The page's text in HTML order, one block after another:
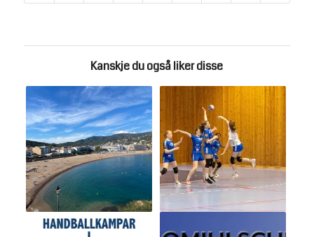
Kanskje du også liker disse